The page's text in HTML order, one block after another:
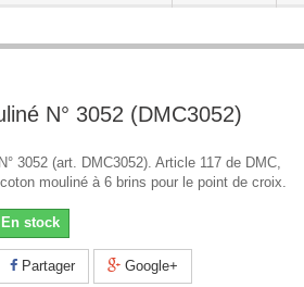
N° 3052 (DMC3052)
3052 (art. DMC3052). Article 117 de DMC,
mouliné à 6 brins pour le point de croix.
En stock
Partager Google+